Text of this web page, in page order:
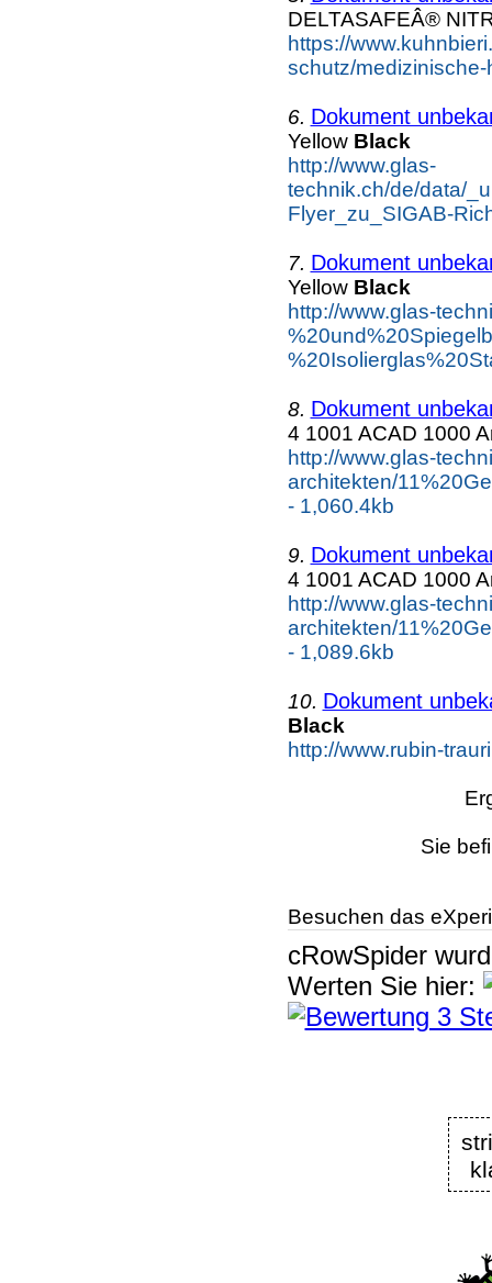
DELTASAFEÂ®
https://
schutz/
6. Dokument
Yellow Black
http://www.glas-
technik.ch/de/data/
Flyer_zu_SIGAB-
7. Dokument
Yellow Black
http://www.glas-
8. Dokument
4 1001 ACAD 1000
http://www.glas-
architekten/
- 1,060.4kb
9. Dokument
4 1001 ACAD 1000
http://www.glas-
architekten/
- 1,089.6kb
10. Dokument
Black
http://www.rubin-
Sie
Besuchen das
cRowSpider
Werten Sie hier: